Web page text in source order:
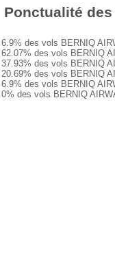
Ponctualité des
6.9% des vols BERNIQ
62.07% des vols BERNIQ
37.93% des vols BERNIQ
20.69% des vols BERNIQ
6.9% des vols BERNIQ
0% des vols BERNIQ